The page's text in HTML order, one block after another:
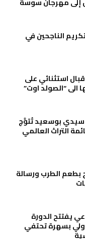
الناجحين في
استثنائي على
الى “الصولد اوت”
سيدي بوسعيد تُتوَّج
التراث العالمي
بطعم الطرب ورسالة
يفتتح الدورة
بسهرة تحتفي